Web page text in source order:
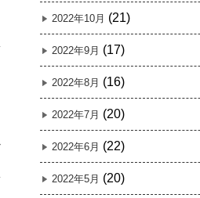
2022年10月 (21)
2022年9月 (17)
2022年8月 (16)
2022年7月 (20)
2022年6月 (22)
2022年5月 (20)